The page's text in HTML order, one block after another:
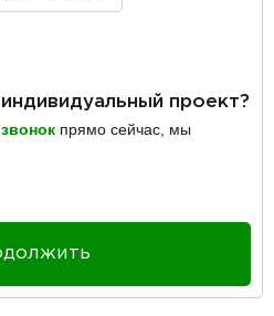
проект?
прямо сейчас, мы